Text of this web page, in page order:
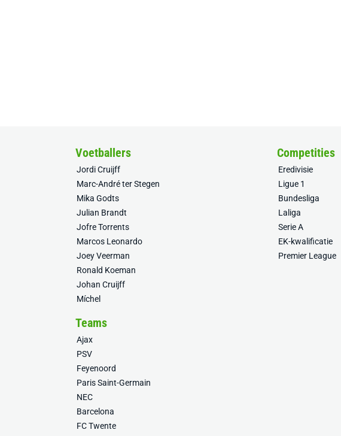
Voetballers
Jordi Cruijff
Marc-André ter Stegen
Mika Godts
Julian Brandt
Jofre Torrents
Marcos Leonardo
Joey Veerman
Ronald Koeman
Johan Cruijff
Míchel
Competities
Eredivisie
Ligue 1
Bundesliga
Laliga
Serie A
EK-kwalificatie
Premier League
Teams
Ajax
PSV
Feyenoord
Paris Saint-Germain
NEC
Barcelona
FC Twente